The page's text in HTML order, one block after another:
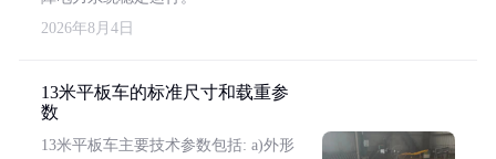
2026年8月4日
13米平板车的标准尺寸和载重参
数
13米平板车主要技术参数包括: a)外形